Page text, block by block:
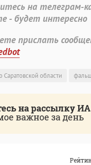
на телеграм-
- будет интересно
прислать
области
на рассылку
важное за день